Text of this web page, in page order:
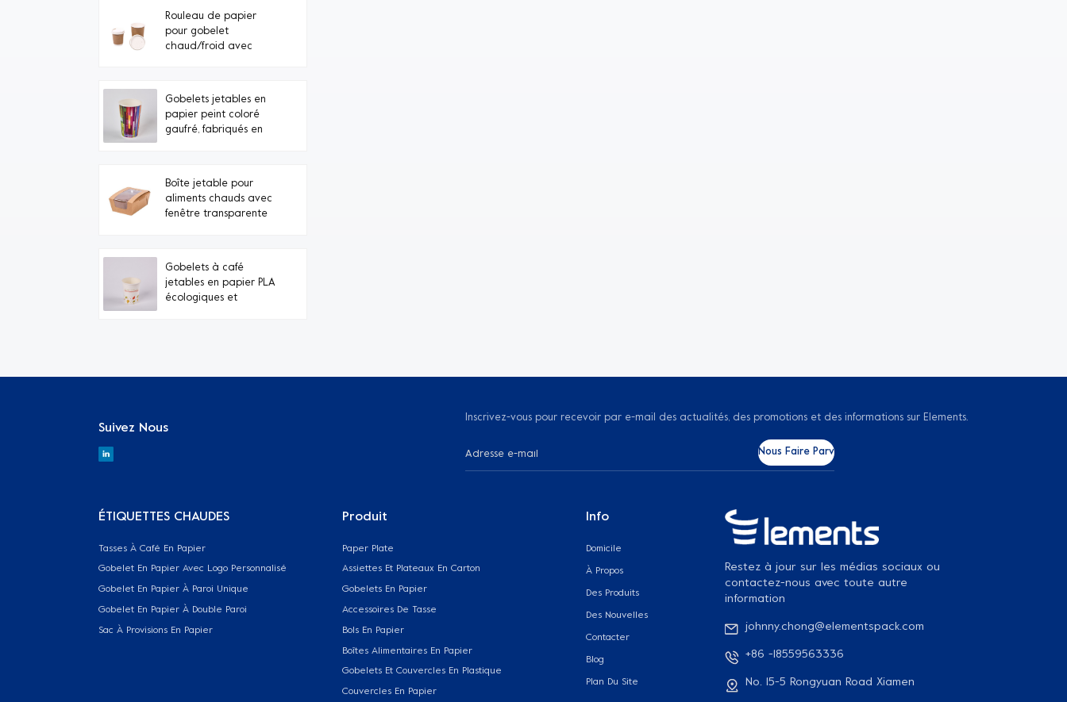
Rouleau de papier
pour gobelet
chaud/froid avec
Gobelets jetables en
papier peint coloré
gaufré, fabriqués en
Boîte jetable pour
aliments chauds avec
fenêtre transparente
Gobelets à café
jetables en papier PLA
écologiques et
Suivez Nous
Inscrivez-vous pour recevoir par e-mail des actualités, des promotions et des informations sur Elements.
ÉTIQUETTES CHAUDES
Tasses À Café En Papier
Gobelet En Papier Avec Logo Personnalisé
Gobelet En Papier À Paroi Unique
Gobelet En Papier À Double Paroi
Sac À Provisions En Papier
Produit
Paper Plate
Assiettes Et Plateaux En Carton
Gobelets En Papier
Accessoires De Tasse
Bols En Papier
Boîtes Alimentaires En Papier
Gobelets Et Couvercles En Plastique
Couvercles En Papier
Info
Domicile
À Propos
Des Produits
Des Nouvelles
Contacter
Blog
Plan Du Site
Restez à jour sur les médias sociaux ou
contactez-nous avec toute autre
information
johnny.chong@elementspack.com
+86 -18559563336
No. 15-5 Rongyuan Road Xiamen